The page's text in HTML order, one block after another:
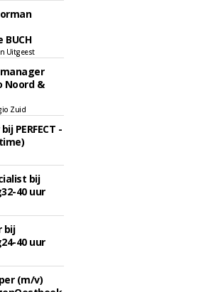
Uitgeest
Noord &
Zuid
PERFECT -
bij
40 uur
bij
40 uur
(m/v)